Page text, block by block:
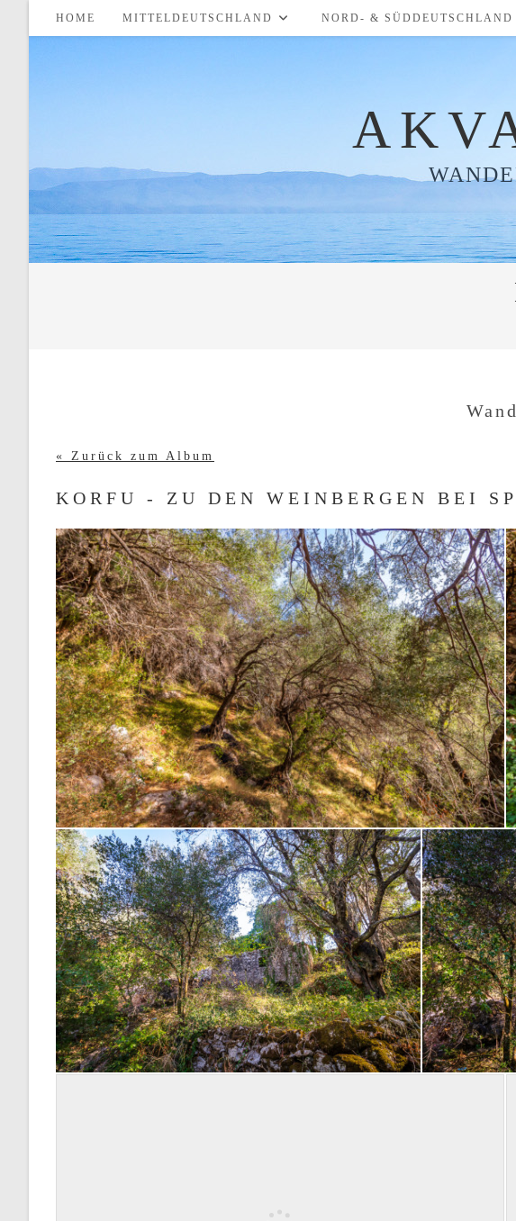
Inhalt
HOME MITTELDEUTSCHLAND NORD- & SÜDDEUTSCHLAND
« Zurück zum Album
KORFU - ZU DEN WEINBERGEN BEI